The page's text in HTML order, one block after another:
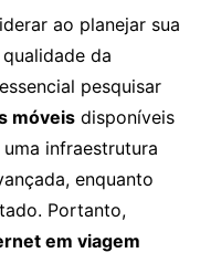
ao planejar sua
da
pesquisar
móveis disponíveis
infraestrutura
enquanto
Portanto,
em viagem